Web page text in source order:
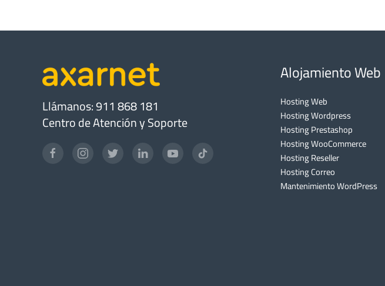
Llámanos: 911 868 181
Centro de Atención y Soporte
Alojamiento Web
Hosting Web
Hosting Wordpress
Hosting Prestashop
Hosting WooCommerce
Hosting Reseller
Hosting Correo
Mantenimiento WordPress